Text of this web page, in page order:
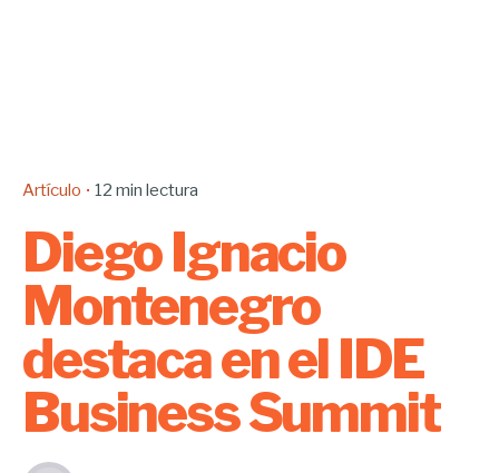
Artículo 12 min lectura
Diego Ignacio
Montenegro
destaca en el IDE
Business Summit